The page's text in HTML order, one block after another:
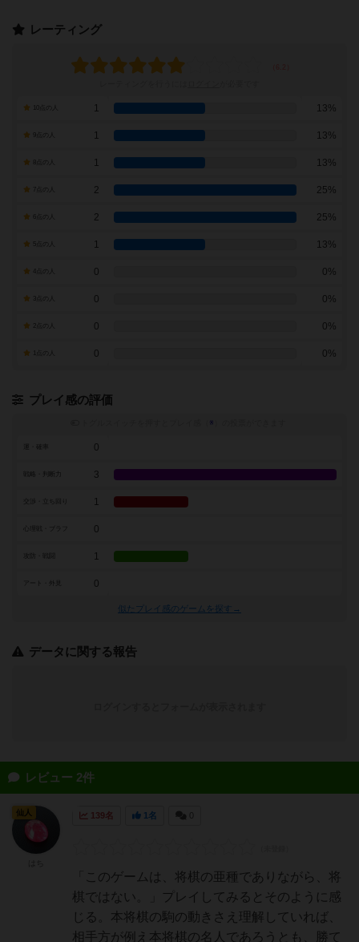
レーティング
1 13%
1 13%
1 13%
7点の人 2 25%
2 25%
1 13%
0 0%
0 0%
0 0%
0 0%
プレイ感の評価
※
0
戦略・判断力 3
1
0
1
アート・外見 0
似たプレイ感のゲームを探す→
データに関する報告
レビュー 2件
139名 1名
「このゲームは、将棋の亜種でありながら、将
棋ではない。」プレイしてみるとそのように感
じる。本将棋の駒の動きさえ理解していれば、
相手方が例え本将棋の名人であろうとも、勝て
仙人